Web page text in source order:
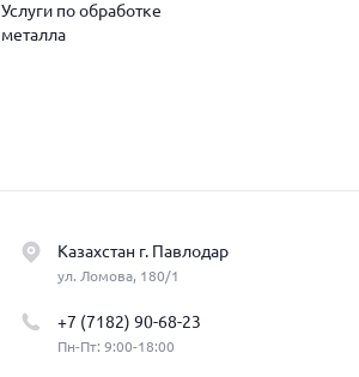
Услуги по обработке
металла
Казахстан г. Павлодар
ул. Ломова, 180/1
+7 (7182) 90-68-23
Пн-Пт: 9:00-18:00